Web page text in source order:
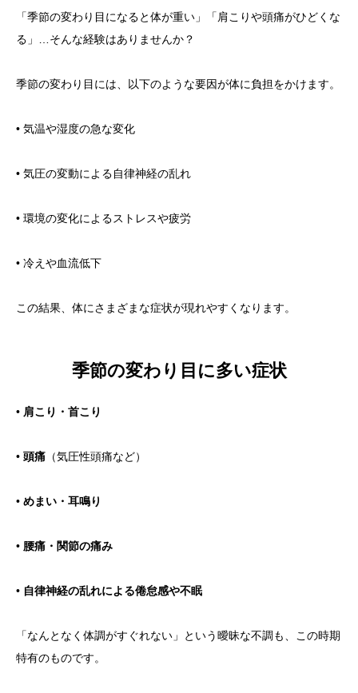
「季節の変わり目になると体が重い」「肩こりや頭痛がひどくな
る」…そんな経験はありませんか？
季節の変わり目には、以下のような要因が体に負担をかけます。
• 気温や湿度の急な変化
• 気圧の変動による自律神経の乱れ
• 環境の変化によるストレスや疲労
• 冷えや血流低下
この結果、体にさまざまな症状が現れやすくなります。
季節の変わり目に多い症状
• 肩こり・首こり
• 頭痛 （気圧性頭痛など）
• めまい・耳鳴り
• 腰痛・関節の痛み
• 自律神経の乱れによる倦怠感や不眠
「なんとなく体調がすぐれない」という曖昧な不調も、この時期
特有のものです。